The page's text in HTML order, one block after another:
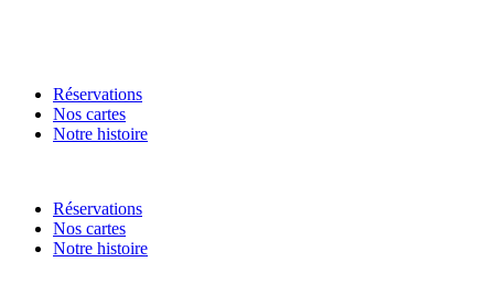
Réservations
Nos cartes
Notre histoire
Réservations
Nos cartes
Notre histoire